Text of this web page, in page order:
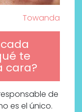
Towanda
te
cara?
de
es el único.